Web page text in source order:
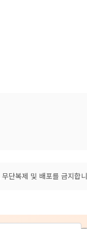
단복제 및 배포를 금지합